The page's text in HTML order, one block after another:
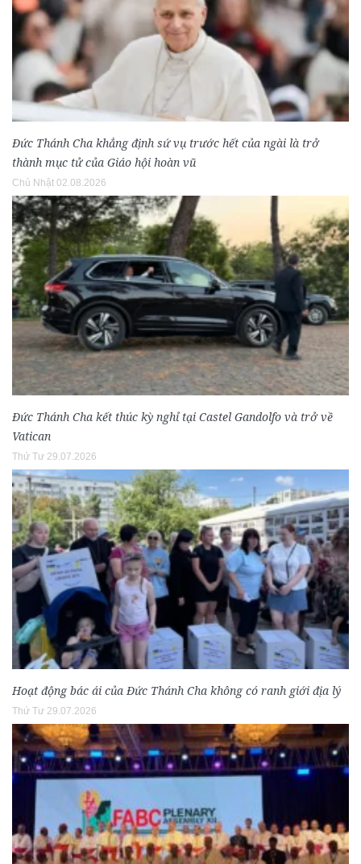
Đức Thánh Cha khẳng định sứ vụ trước hết của ngài là trở
thành mục tử của Giáo hội hoàn vũ
Chủ Nhật 02.08.2026
Đức Thánh Cha kết thúc kỳ nghỉ tại Castel Gandolfo và trở về
Vatican
Thứ Tư 29.07.2026
Hoạt động bác ái của Đức Thánh Cha không có ranh giới địa lý
Thứ Tư 29.07.2026